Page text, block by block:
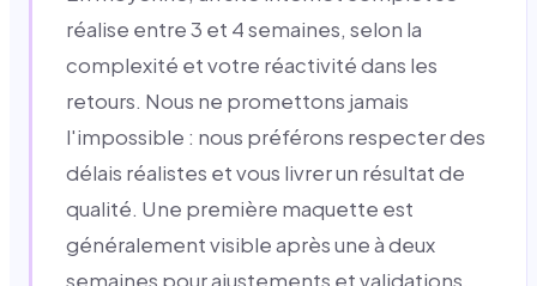
réalise entre 3 et 4 semaines, selon la
complexité et votre réactivité dans les
retours. Nous ne promettons jamais
l'impossible : nous préférons respecter des
délais réalistes et vous livrer un résultat de
qualité. Une première maquette est
généralement visible après une à deux
semaines pour ajustements et validations.